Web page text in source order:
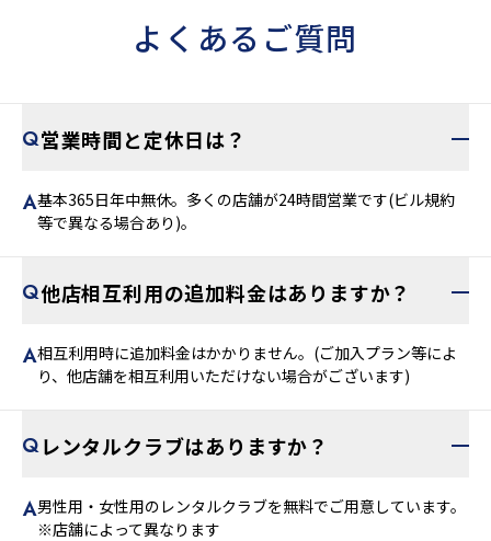
よくあるご質問
営業時間と定休日は？
基本365日年中無休。多くの店舗が24時間営業です(ビル規約
等で異なる場合あり)。
他店相互利用の追加料金はありますか？
相互利用時に追加料金はかかりません。(ご加入プラン等によ
り、他店舗を相互利用いただけない場合がございます)
レンタルクラブはありますか？
男性用・女性用のレンタルクラブを無料でご用意しています。
※店舗によって異なります